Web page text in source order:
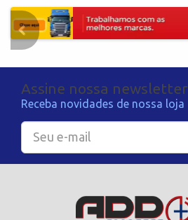
Assine nossa newsletter
Receba novidades de nossa loja